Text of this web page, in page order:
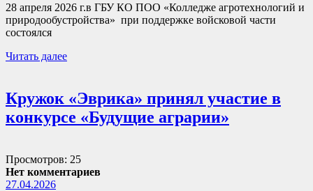
28 апреля 2026 г.в ГБУ КО ПОО «Колледже агротехнологий и
природообустройства» при поддержке войсковой части
состоялся
Читать далее
Кружок «Эврика» принял участие в
конкурсе «Будущие аграрии»
Просмотров: 25
Нет комментариев
27.04.2026